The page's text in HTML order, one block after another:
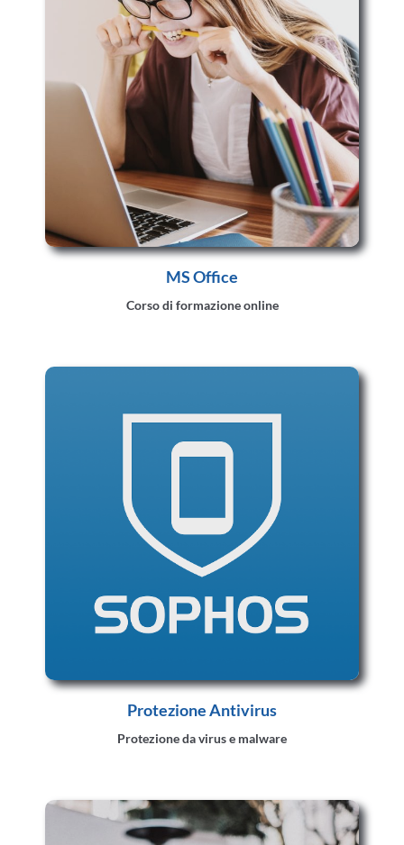
MS Office
Corso di formazione online
Protezione Antivirus
Protezione da virus e malware